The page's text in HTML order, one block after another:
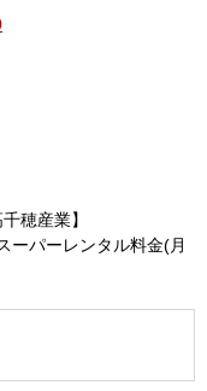
穂産業】
ーパーレンタル料金(月